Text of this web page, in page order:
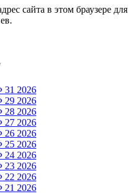
сайта в этом браузере для
31 2026
29 2026
28 2026
27 2026
26 2026
25 2026
24 2026
23 2026
22 2026
21 2026